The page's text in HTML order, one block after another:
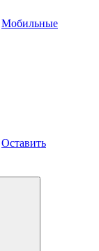
Мобильные
Оставить